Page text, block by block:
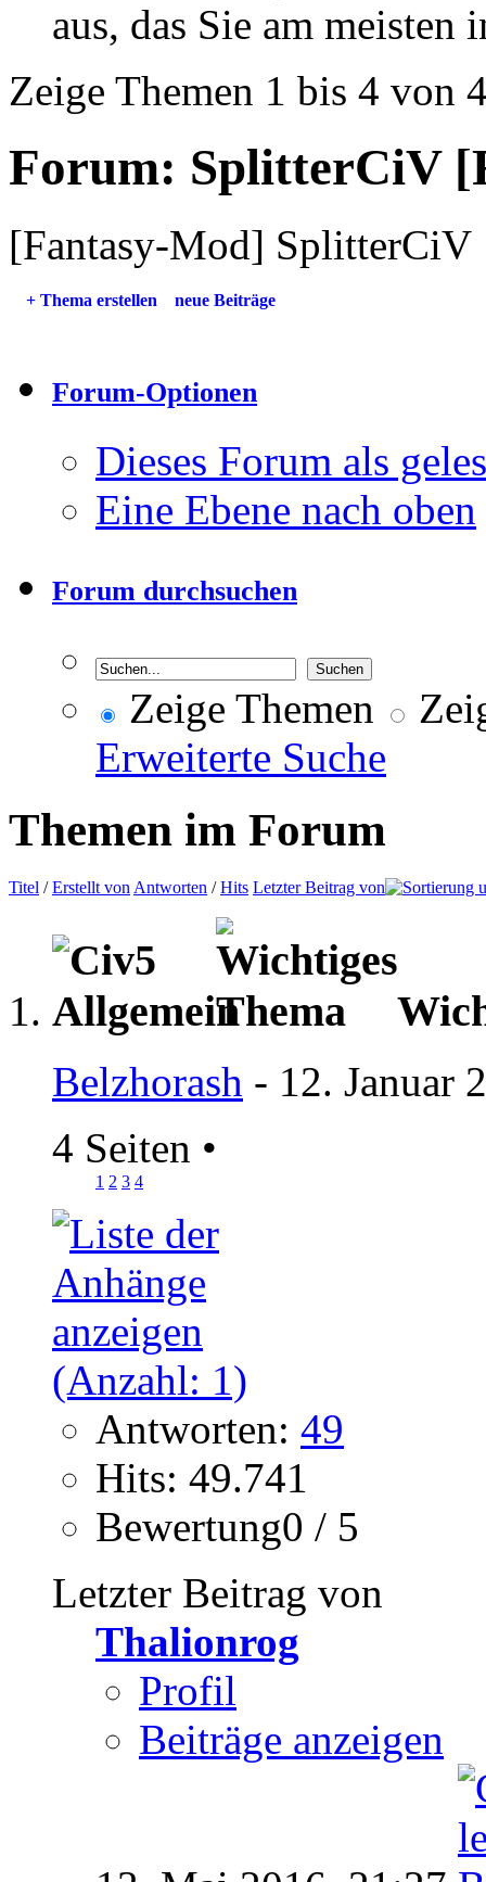
aus, das Sie am meisten
Zeige Themen 1 bis 4 von
Forum: SplitterCiV
[Fantasy-Mod] SplitterCiV
+ Thema erstellen neue Beiträge
Forum-Optionen
Dieses Forum als
Eine Ebene nach oben
Forum durchsuchen
Zeige Themen
Erweiterte Suche
Themen im Forum
Titel /Erstellt von Antworten /Hits Letzter Beitrag von
Belzhorash - 12. Januar
4 Seiten •
1 2 3 4
Antworten: 49
Hits: 49.741
Bewertung0 / 5
Letzter Beitrag von
Thalionrog
Profil
Beiträge anzeigen